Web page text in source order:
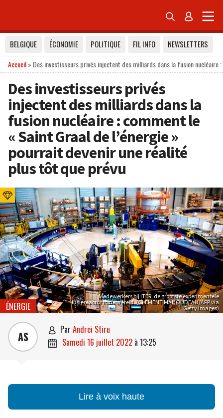
 
BELGIQUE ÉCONOMIE POLITIQUE FIL INFO
NEWSLETTERS
Accueil» Des investisseurs privés injectent des milliards dans la fusion
Des investisseurs privés
injectent des milliards dans la
fusion nucléaire : comment le
« Saint Graal de l’énergie »
pourrait devenir une réalité
plus tôt que prévu
Medewerkers bij ITER, de grootste experimentele
fusiereactor in de wereld. (CLEMENT MAHOUDEAU/AFP via
Getty Images)
ÉNERGIE
AS  par Andrei Stiru
 samedi 16 juillet 2022 à 13:25
Lire à voix haute